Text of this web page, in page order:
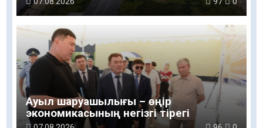
Ауыл шаруашылығы – өңір
экономикасының негізгі тірегі